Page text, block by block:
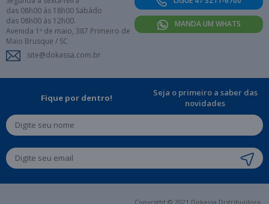
das 08h00 às 18h00 Sabádo
das 08h00 às 12h00.
Avenida 1º de maio, 387 Primeiro de
Maio Brusque / SC
site@dokassa.com.br
MANDA UM WHATS
Fique por dentro!
Seja o primeiro a saber das
novidades
Copyright © 2021 Dokassa Distribuidora.